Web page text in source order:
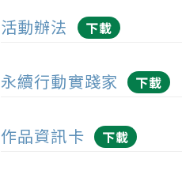
活動辦法 下載
永續行動實踐家 下載
作品資訊卡 下載